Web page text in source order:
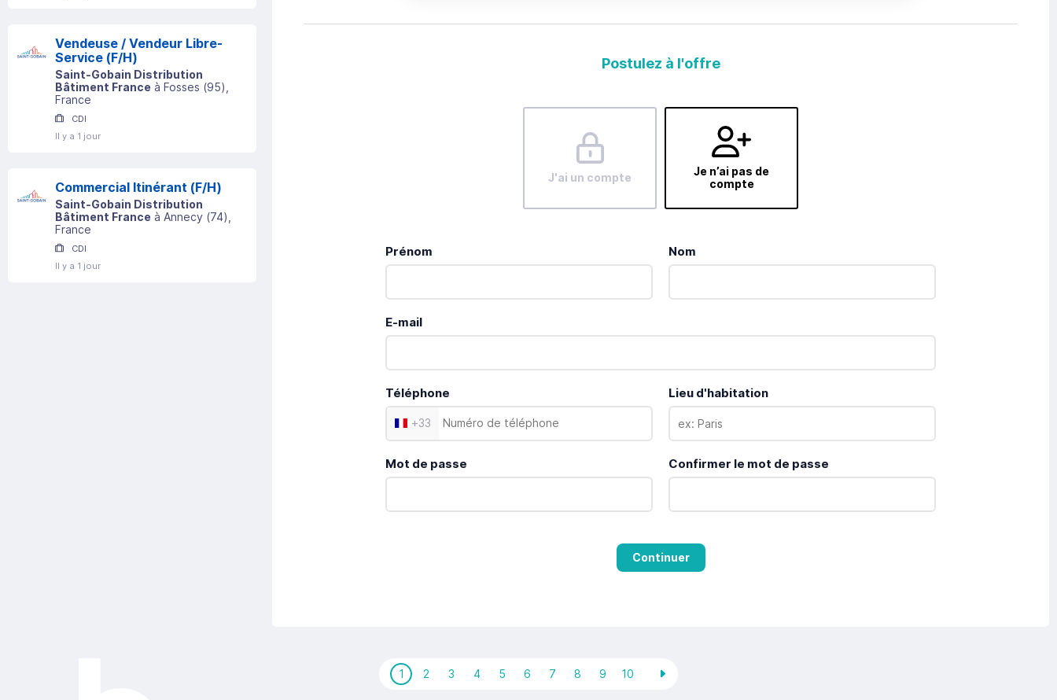
Vendeuse / Vendeur Libre-
Service (F/H)
Saint-Gobain Distribution
Bâtiment France à Fosses (95)
France
CDI
Il y a 1 jour
Commercial Itinérant (F/H)
Saint-Gobain Distribution
Bâtiment France à Annecy (74)
France
CDI
Il y a 1 jour
Postulez à l'offre
J'ai un compte
Je n’ai pas de
compte
Prénom Nom
E-mail
Téléphone
+33
Lieu d'habitation
Mot de passe Confirmer le mot de passe
Continuer
1 2 3 4 5 6 7 8 9 10